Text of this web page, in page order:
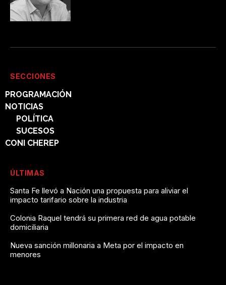
SECCIONES
PROGRAMACIÓN
NOTICIAS
POLÍTICA
SUCESOS
CONI CHEREP
ÚLTIMAS
Santa Fe llevó a Nación una propuesta para aliviar el
impacto tarifario sobre la industria
Colonia Raquel tendrá su primera red de agua potable
domiciliaria
Nueva sanción millonaria a Meta por el impacto en
menores